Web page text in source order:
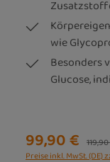
wie
Besonders
Glucose,
99,90 €
Preise inkl. MwSt. (DE)